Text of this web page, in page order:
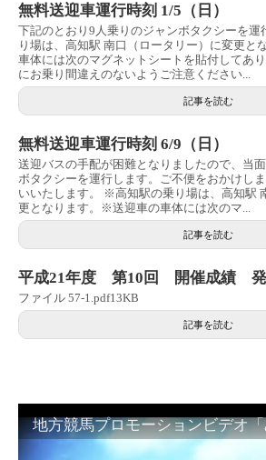
無料送迎車運行時刻 1/5（日）
下記のとおり9人乗りのジャンボタクシーを
り場は、高知駅 南口（ロータリー）に変更
車体には次のマグネットシートを貼付してあ
にお乗り間違えのないようご注意ください...
記事を読む
無料送迎車運行時刻 6/9（日）
送迎バスの手配が困難となりましたので、当
ボタクシーを運行します。ご不便をおかけし
いいたします。 ※高知駅の乗り場は、高知駅
更となります。※送迎車の車体には次のマ...
記事を読む
平成21年度 第10回 開催成績 発
ファイル 57-1.pdf13KB
記事を読む